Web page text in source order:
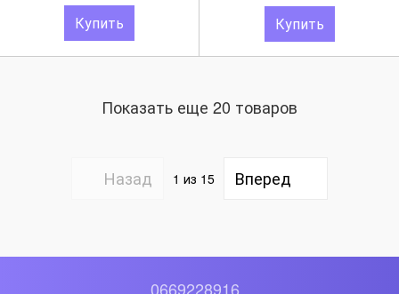
Купить Купить
Показать еще 20 товаров
Назад 1 из 15 Вперед
0669228916